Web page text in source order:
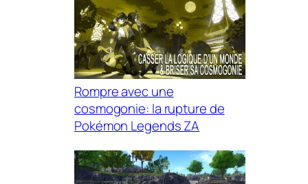
Rompre avec une
cosmogonie: la rupture de
Pokémon Legends ZA